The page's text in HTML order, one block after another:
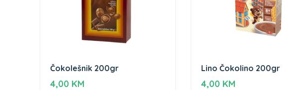
Čokolešnik 200gr
4,00 KM
Lino Čokolino 200gr
4,00 KM